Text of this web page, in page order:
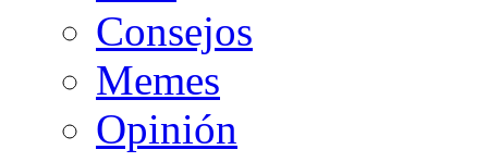
Consejos
Memes
Opinión